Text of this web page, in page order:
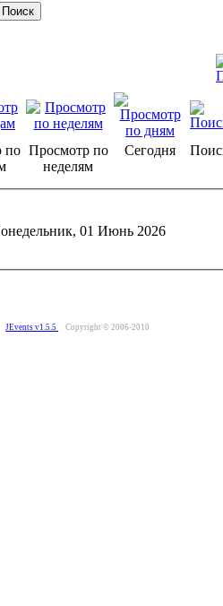
по Просмотр по
неделям
Сегодня
01 Июнь 2026
JEvents v1.5.5 Copyright © 2006-2010